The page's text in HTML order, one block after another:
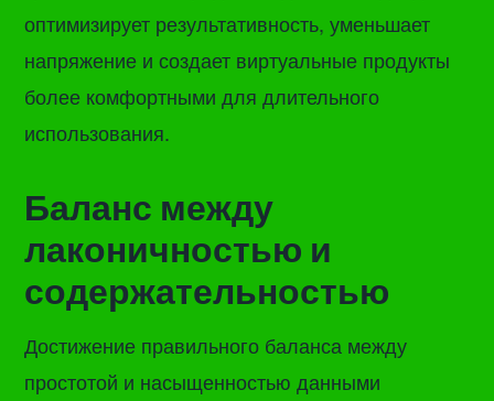
оптимизирует результативность, уменьшает
напряжение и создает виртуальные продукты
более комфортными для длительного
использования.
Баланс между
лаконичностью и
содержательностью
Достижение правильного баланса между
простотой и насыщенностью данными